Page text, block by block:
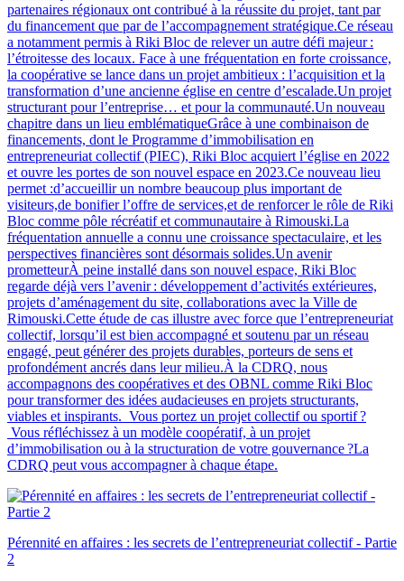
partenaires régionaux ont contribué à la réussite du projet, tant par
du financement que par de l’accompagnement stratégique.Ce réseau
a notamment permis à Riki Bloc de relever un autre défi majeur :
l’étroitesse des locaux. Face à une fréquentation en forte croissance,
la coopérative se lance dans un projet ambitieux : l’acquisition et la
transformation d’une ancienne église en centre d’escalade.Un projet
structurant pour l’entreprise… et pour la communauté.Un nouveau
chapitre dans un lieu emblématiqueGrâce à une combinaison de
financements, dont le Programme d’immobilisation en
entrepreneuriat collectif (PIEC), Riki Bloc acquiert l’église en 2022
et ouvre les portes de son nouvel espace en 2023.Ce nouveau lieu
permet :d’accueillir un nombre beaucoup plus important de
visiteurs,de bonifier l’offre de services,et de renforcer le rôle de Riki
Bloc comme pôle récréatif et communautaire à Rimouski.La
fréquentation annuelle a connu une croissance spectaculaire, et les
perspectives financières sont désormais solides.Un avenir
prometteurÀ peine installé dans son nouvel espace, Riki Bloc
regarde déjà vers l’avenir : développement d’activités extérieures,
projets d’aménagement du site, collaborations avec la Ville de
Rimouski.Cette étude de cas illustre avec force que l’entrepreneuriat
collectif, lorsqu’il est bien accompagné et soutenu par un réseau
engagé, peut générer des projets durables, porteurs de sens et
profondément ancrés dans leur milieu.À la CDRQ, nous
accompagnons des coopératives et des OBNL comme Riki Bloc
pour transformer des idées audacieuses en projets structurants,
viables et inspirants. Vous portez un projet collectif ou sportif ?
Vous réfléchissez à un modèle coopératif, à un projet
d’immobilisation ou à la structuration de votre gouvernance ?La
CDRQ peut vous accompagner à chaque étape.
Pérennité en affaires : les secrets de l’entrepreneuriat collectif - Partie
2